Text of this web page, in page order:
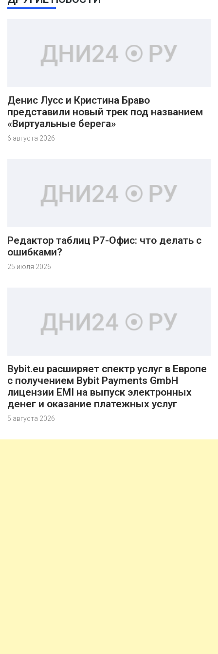
Денис Лусс и Кристина Браво
представили новый трек под названием
«Виртуальные берега»
6 августа 2026
Редактор таблиц Р7-Офис: что делать с
ошибками?
25 июля 2026
Bybit.eu расширяет спектр услуг в Европе
с получением Bybit Payments GmbH
лицензии EMI на выпуск электронных
денег и оказание платежных услуг
5 августа 2026